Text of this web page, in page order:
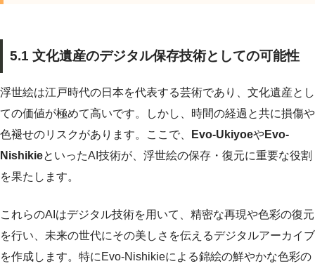
5.1 文化遺産のデジタル保存技術としての可能性
浮世絵は江戸時代の日本を代表する芸術であり、文化遺産とし
ての価値が極めて高いです。しかし、時間の経過と共に損傷や
色褪せのリスクがあります。ここで、
Evo-UkiyoeやEvo-
NishikieといったAI技術が、浮世絵の保存・復元に重要な役割
を果たします。
これらのAIはデジタル技術を用いて、精密な再現や色彩の復元
を行い、未来の世代にその美しさを伝えるデジタルアーカイブ
を作成します。特にEvo-Nishikieによる錦絵の鮮やかな色彩の